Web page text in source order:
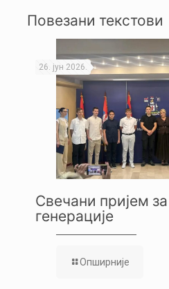
Повезани текстови
26. јун 2026.
Свечани пријем
генерације
Опширније